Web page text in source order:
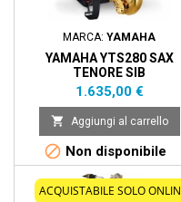
MARCA:YAMAHA
YAMAHA YTS280 SAX
TENORE SIB
Prezzo
1.635,00 €
 Aggiungi al carrello
 Non disponibile
ACQUISTABILE SOLO